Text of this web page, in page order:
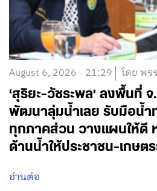
August 6, 2026 - 21:29 โดย พร
‘สุริยะ-วัชระพล’ ลงพื้นที่ จ
พัฒนาลุ่มน้ำเลย รับมือน้ำ
ทุกภาคส่วน วางแผนให้ดี
ด้านน้ำให้ประชาชน-เกษต
อ่านต่อ